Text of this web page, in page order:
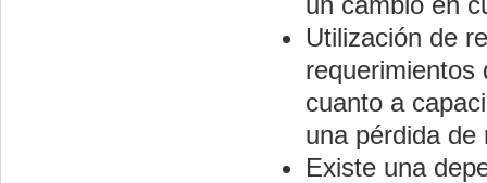
Utilización de
requerimientos
cuanto a
una pérdida de
Existe una